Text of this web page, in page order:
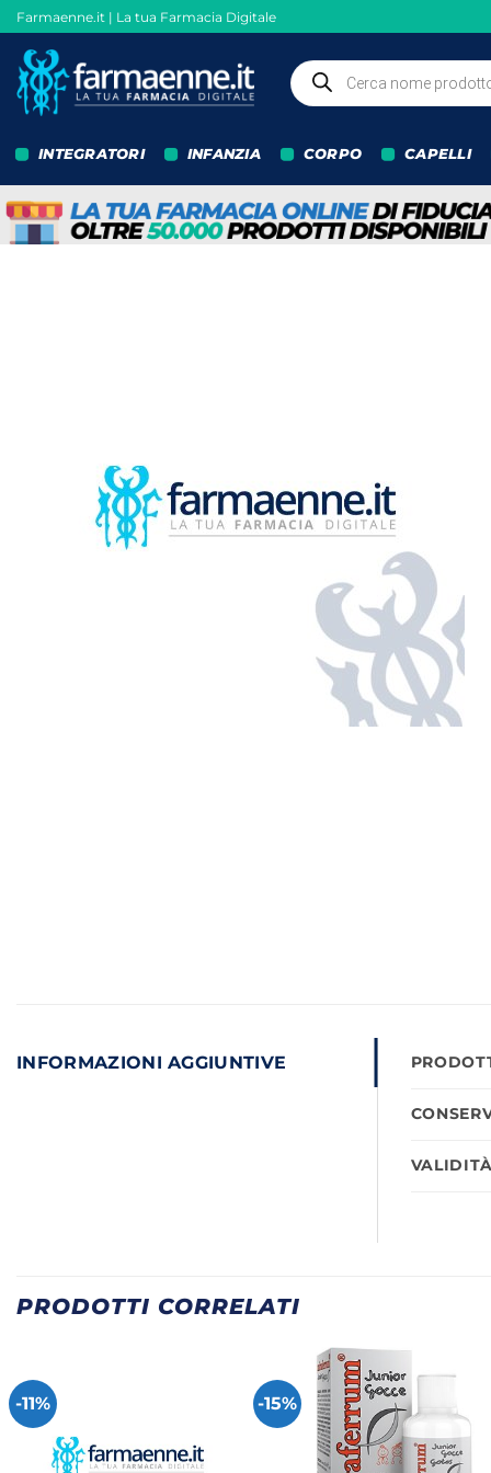
Salta
ai
contenuti
Farmaenne.it | La tua Farmacia Digitale
Ricerca
prodotti
INTEGRATORI INFANZIA CORPO CAPELLI
INFORMAZIONI AGGIUNTIVE
VALIDITÀ
PRODOTTI CORRELATI
-11% -15%